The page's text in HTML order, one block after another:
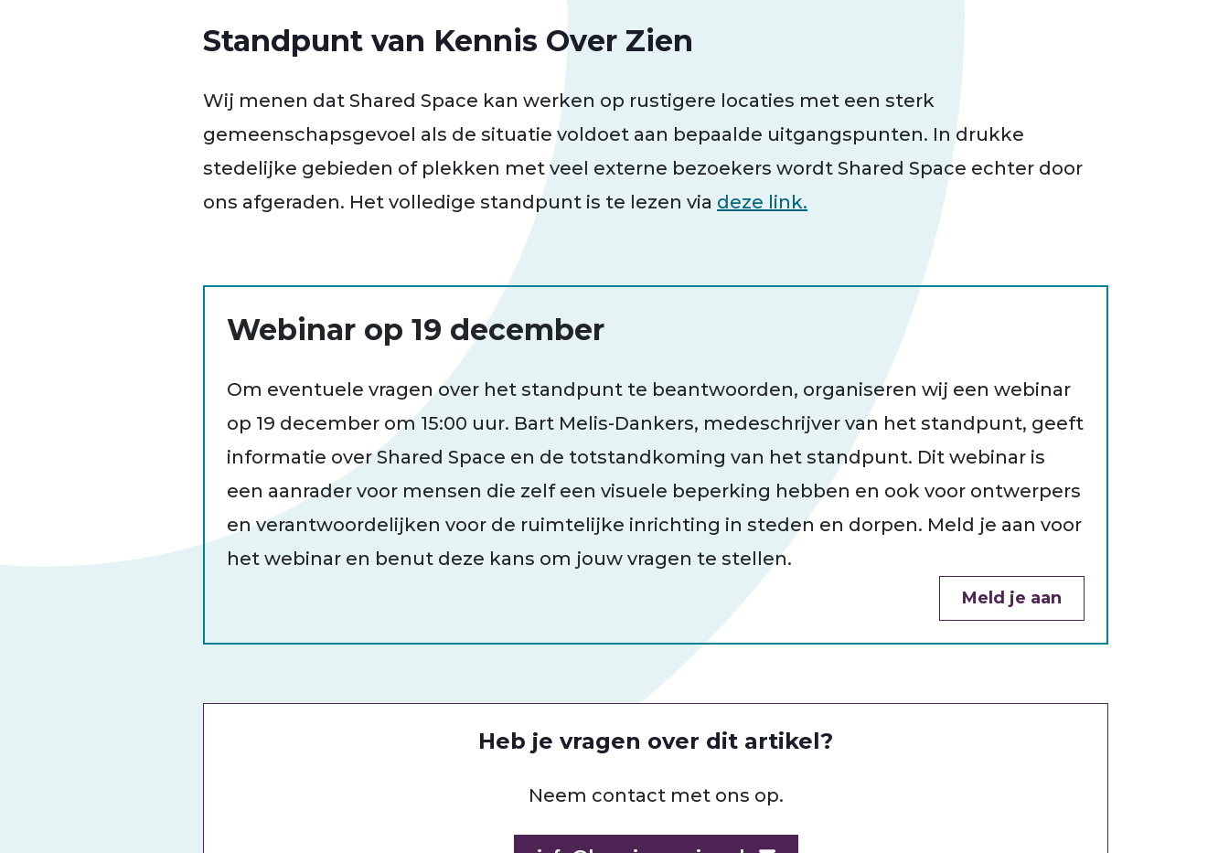
Standpunt van Kennis Over Zien
Wij menen dat Shared Space kan werken op rustigere locaties met een sterk
gemeenschapsgevoel als de situatie voldoet aan bepaalde uitgangspunten. In drukke
stedelijke gebieden of plekken met veel externe bezoekers wordt Shared Space echter door
ons afgeraden. Het volledige standpunt is te lezen via deze link.
Webinar op 19 december
Om eventuele vragen over het standpunt te beantwoorden, organiseren wij een webinar
op 19 december om 15:00 uur. Bart Melis-Dankers, medeschrijver van het standpunt, geeft
informatie over Shared Space en de totstandkoming van het standpunt. Dit webinar is
een aanrader voor mensen die zelf een visuele beperking hebben en ook voor ontwerpers
en verantwoordelijken voor de ruimtelijke inrichting in steden en dorpen. Meld je aan voor
het webinar en benut deze kans om jouw vragen te stellen.
Meld je aan
Heb je vragen over dit artikel?
Neem contact met ons op.